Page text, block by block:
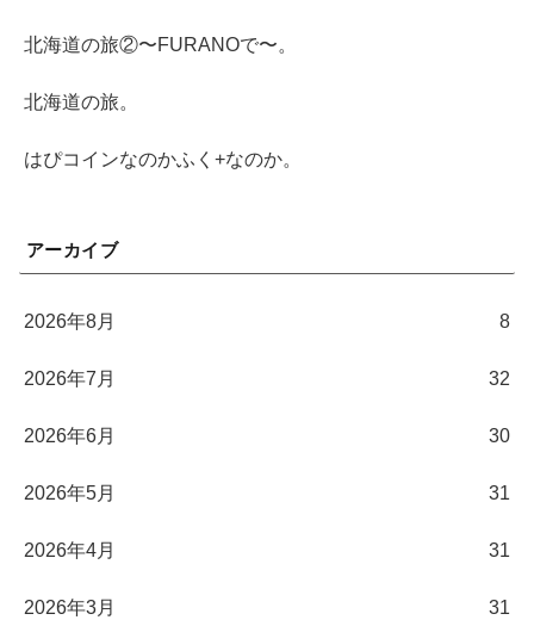
北海道の旅②〜FURANOで〜。
北海道の旅。
はぴコインなのかふく+なのか。
アーカイブ
2026年8月 8
2026年7月 32
2026年6月 30
2026年5月 31
2026年4月 31
2026年3月 31